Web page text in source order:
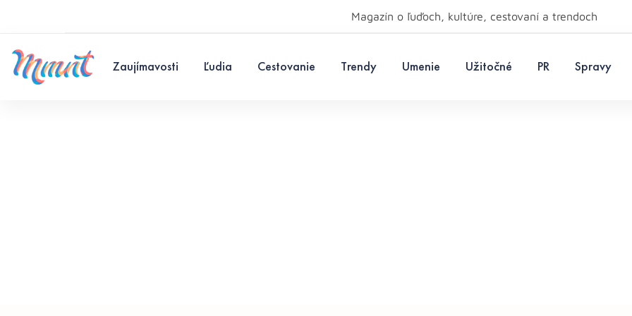
Magazín o ľuďoch, kultúre, cestovaní a trendoch
Zaujímavosti Ľudia Cestovanie Trendy Umenie Užitočné PR Spravy